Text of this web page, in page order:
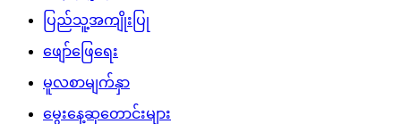
ပြည်သူ့အကျိုးပြု
ဖျော်ဖြေရေး
မူလစာမျက်နှာ
မွေးနေ့ဆုတောင်းများ